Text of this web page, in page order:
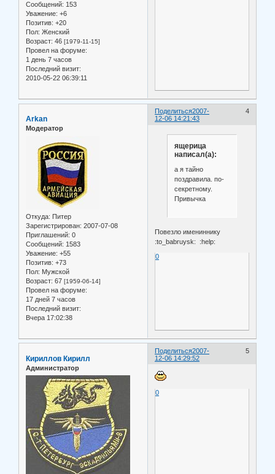
Сообщений: 153
Уважение: +6
Позитив: +20
Пол: Женский
Возраст: 46 [1979-11-15]
Провел на форуме:
1 день 7 часов
Последний визит:
2010-05-22 06:39:11
Поделиться 4
2007-
12-06 14:21:43
Arkan
Модератор
Откуда: Питер
Зарегистрирован: 2007-07-08
Приглашений: 0
Сообщений: 1583
Уважение: +55
Позитив: +73
Пол: Мужской
Возраст: 67 [1959-06-14]
Провел на форуме:
17 дней 7 часов
Последний визит:
Вчера 17:02:38
ящерица
написал(а):
а я тайно
поздравила. по-
секретному.
Привычка
Повезло имениннику
:to_babruysk: :help:
0
Поделиться 5
2007-
12-06 14:29:52
Кириллов Кирилл
Администратор
0